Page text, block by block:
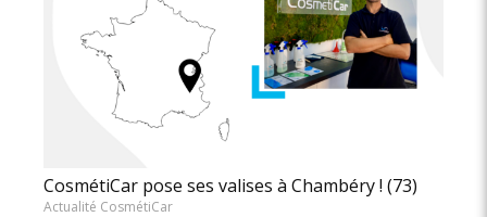
CosmétiCar pose ses valises à Chambéry ! (73)
Actualité CosmétiCar